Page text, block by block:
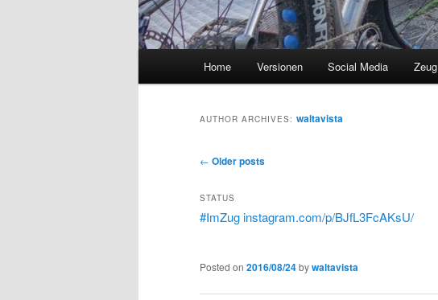
Home Versionen Social Media Zeug
AUTHOR ARCHIVES: waltavista
Post
← Older posts
STATUS
#ImZuginstagram.com/p/BJfL3FcAKsU/
Posted on 2016/08/24bywaltavista